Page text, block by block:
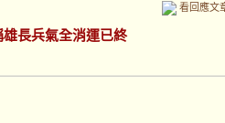
看回應文
長兵氣全消運已終